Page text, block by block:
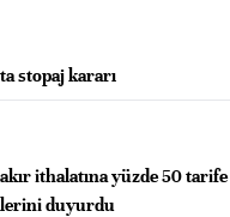
stopaj kararı
ithalatına yüzde 50 tarife
duyurdu